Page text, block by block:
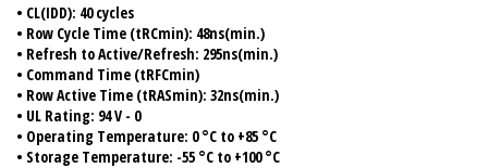
• CL(IDD): 40 cycles
• Row Cycle Time (tRCmin): 48ns(min.)
• Refresh to Active/Refresh: 295ns(min.)
• Command Time (tRFCmin)
• Row Active Time (tRASmin): 32ns(min.)
• UL Rating: 94 V - 0
• Operating Temperature: 0 °C to +85 °C
• Storage Temperature: -55 °C to +100 °C